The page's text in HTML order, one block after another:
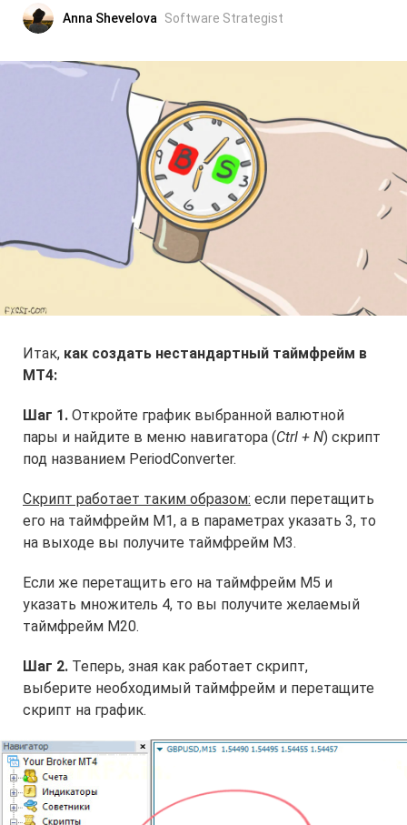
Anna Shevelova Software Strategist
Итак, как создать нестандартный таймфрейм в
МТ4:
Шаг 1. Откройте график выбранной валютной
пары и найдите в меню навигатора (Ctrl + N) скрипт
под названием PeriodConverter.
Скрипт работает таким образом: если перетащить
его на таймфрейм М1, а в параметрах указать 3, то
на выходе вы получите таймфрейм М3.
Если же перетащить его на таймфрейм М5 и
указать множитель 4, то вы получите желаемый
таймфрейм М20.
Шаг 2. Теперь, зная как работает скрипт,
выберите необходимый таймфрейм и перетащите
скрипт на график.